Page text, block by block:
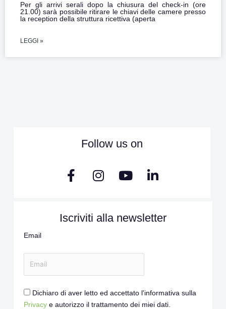
Per gli arrivi serali dopo la chiusura del check-in (ore
21.00) sarà possibile ritirare le chiavi delle camere presso
la reception della struttura ricettiva (aperta
LEGGI »
Follow us on
F
a
b
k
I
n
a
a
Y
o
u
i
e
n
Iscriviti alla newsletter
Email
Dichiaro di aver letto ed accettato l'informativa sulla
Privacy e autorizzo il trattamento dei miei dati.